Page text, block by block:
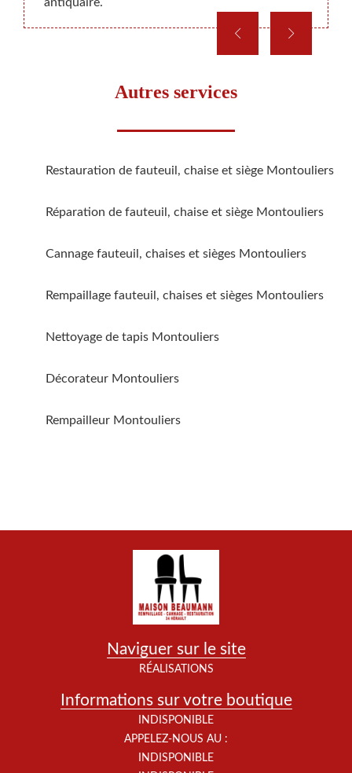
Autres services
Restauration de fauteuil, chaise et siège Montouliers
Réparation de fauteuil, chaise et siège Montouliers
Cannage fauteuil, chaises et sièges Montouliers
Rempaillage fauteuil, chaises et sièges Montouliers
Nettoyage de tapis Montouliers
Décorateur Montouliers
Rempailleur Montouliers
Naviguer sur le site
RÉALISATIONS
Informations sur votre boutique
INDISPONIBLE
APPELEZ-NOUS AU :
INDISPONIBLE